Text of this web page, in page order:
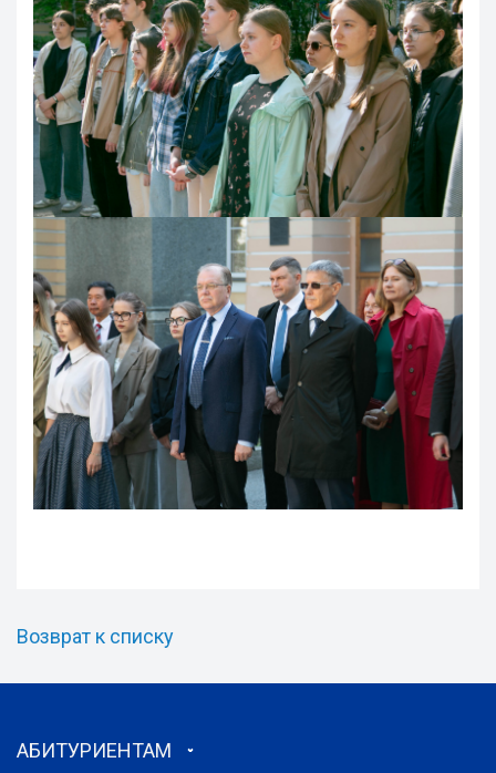
Возврат к списку
АБИТУРИЕНТАМ